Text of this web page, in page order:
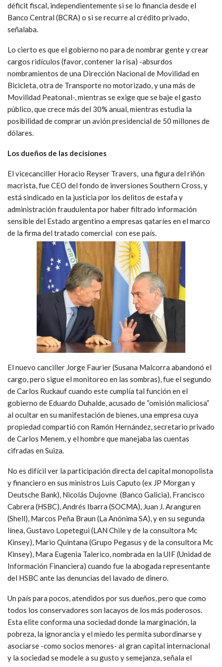
déficit fiscal, independientemente si se lo financia desde el
Banco Central (BCRA) o si se recurre al crédito privado,
señalaba.
Lo cierto es que el gobierno no para de nombrar gente y crear
cargos ridículos (favor, contener la risa) -absurdos
nombramientos de una Dirección Nacional de Movilidad en
Bicicleta, otra de Transporte no motorizado, y una más de
Movilidad Peatonal-, mientras se exige que se baje el gasto
público, que crece más del 30% anual, mientras estudia la
posibilidad de comprar un avión presidencial de 50 millones de
dólares.
Los dueños de las decisiones
El vicecanciller Horacio Reyser Travers, una figura del riñón
macrista, fue CEO del fondo de inversiones Southern Cross, y
está sindicado en la justicia por los delitos de estafa y
administración fraudulenta por haber filtrado información
sensible del Estado argentino a empresas qataríes en el marco
de la firma del tratado comercial con ese país.
El nuevo canciller Jorge Faurier (Susana Malcorra abandonó el
cargo, pero sigue el monitoreo en las sombras), fue el segundo
de Carlos Ruckauf cuando este cumplía tal función en el
gobierno de Eduardo Duhalde, acusado de “omisión maliciosa”
al ocultar en su manifestación de bienes, una empresa cuya
propiedad compartió con Ramón Hernández, secretario privado
de Carlos Menem, y el hombre que manejaba las cuentas
cifradas en Suiza.
No es difícil ver la participación directa del capital monopolista
y financiero en sus ministros Luis Caputo (ex JP Morgan y
Deutsche Bank), Nicolás Dujovne (Banco Galicia), Francisco
Cabrera (HSBC), Andrés Ibarra (SOCMA), Juan J. Aranguren
(Shell), Marcos Peña Braun (La Anónima SA), y en su segunda
línea, Gustavo Lopetegui (LAN Chile y de la consultora Mc
Kinsey), Mario Quintana (Grupo Pegasus y de la consultora Mc
Kinsey), Mara Eugenia Talerico, nombrada en la UIF (Unidad de
Información Financiera) cuando fue la abogada representante
del HSBC ante las denuncias del lavado de dinero.
Un país para pocos, atendidos por sus dueños, pero que como
todos los conservadores son lacayos de los más poderosos.
Esta elite conforma una sociedad donde la marginación, la
pobreza, la ignorancia y el miedo les permita subordinarse y
asociarse -como socios menores- al gran capital internacional
y la sociedad se modele a su gusto y semejanza, señala el